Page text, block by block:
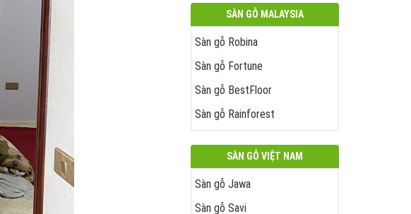
SÀN GỖ MALAYSIA
Sàn gỗ Robina
Sàn gỗ Fortune
Sàn gỗ BestFloor
Sàn gỗ Rainforest
SÀN GỖ VIỆT NAM
Sàn gỗ Jawa
Sàn gỗ Savi